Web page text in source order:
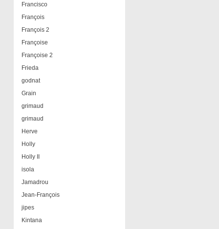
Francisco
François
François 2
Françoise
Françoise 2
Frieda
godnat
Grain
grimaud
grimaud
Herve
Holly
Holly II
isola
Jamadrou
Jean-François
jipes
Kintana